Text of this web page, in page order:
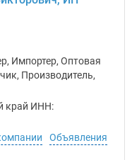
Импортер, Оптовая
Производитель,
край ИНН:
Объявления